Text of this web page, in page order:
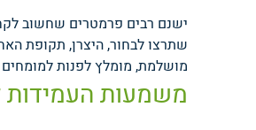
ישנם רבים פרמטרים שחשוב
שתרצו לבחור, היצרן, תקופת
מושלמת, מומלץ לפנות
משמעות העמידות